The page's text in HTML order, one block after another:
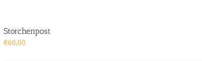
Storchenpost
€60,00